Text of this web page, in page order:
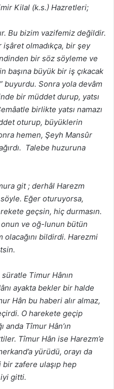
Kilal (k.s.) Hazretleri;
Bu bizim vazifemiz değildir.
olmadıkça, bir şey
bir söz söyleme ve
başına büyük bir iş çıkacak
buyurdu. Sonra yola devâm
bir müddet durup, yatsı
birlikte yatsı namazı
oturup, büyüklerin
hemen, Şeyh Mansûr
Talebe huzuruna
git ; derhâl Harezm
Eğer oturuyorsa,
geçsin, hiç durmasın.
ve oğ-lunun bütün
bildirdi. Harezmi
Timur Hânın
ayakta bekler bir halde
Hân bu haberi alır almaz,
O harekete geçip
anda Tîmur Hân’ın
Tîmur Hân ise Harezm’e
yürüdü, orayı da
zafere ulaşıp hep
gitti.